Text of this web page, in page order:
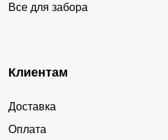
Все для забора
Клиентам
Доставка
Оплата